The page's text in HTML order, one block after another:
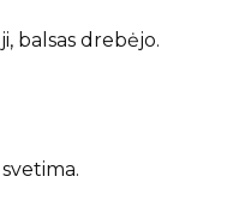
balsas drebėjo.